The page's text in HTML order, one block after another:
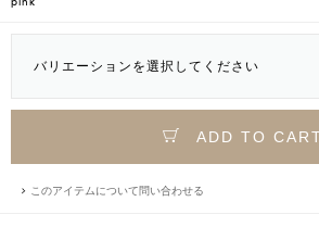
バリエーションを選択してください
ADD TO
このアイテムについて問い合わせる